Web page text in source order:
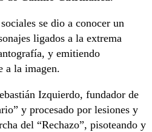
se dio a conocer un
ligados a la extrema
y emitiendo
a la imagen.
Izquierdo, fundador de
y procesado por lesiones y
del “Rechazo”, pisoteando y